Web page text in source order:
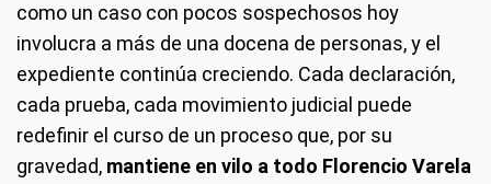
como un caso con pocos sospechosos hoy
involucra a más de una docena de personas, y el
expediente continúa creciendo. Cada declaración,
cada prueba, cada movimiento judicial puede
redefinir el curso de un proceso que, por su
gravedad, mantiene en vilo a todo Florencio Varela